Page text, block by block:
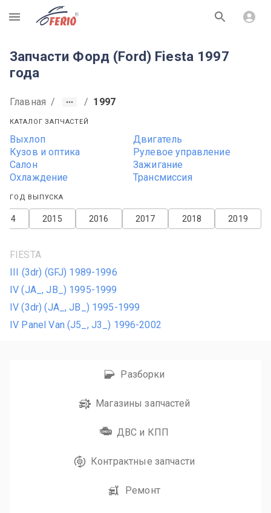
R
Запчасти Форд (Ford) Fiesta 1997
года
Главная / / 1997
КАТАЛОГ ЗАПЧАСТЕЙ
Выхлоп
Двигатель
Кузов и оптика
Рулевое управление
Салон
Зажигание
Охлаждение
Трансмиссия
ГОД ВЫПУСКА
2019
2018
2017
2016
2015
FIESTA
III (3dr) (GFJ) 1989-1996
IV (JA_, JB_) 1995-1999
IV (3dr) (JA_, JB_) 1995-1999
IV Panel Van (J5_, J3_) 1996-2002
Разборки
Магазины запчастей
ДВС и КПП
Контрактные запчасти
Ремонт